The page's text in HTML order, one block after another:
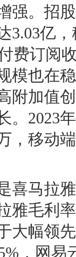
强。招
3.03亿
费订阅
模也在
附加值
。2023
，移动
喜马拉
雅毛利
大幅领
，网